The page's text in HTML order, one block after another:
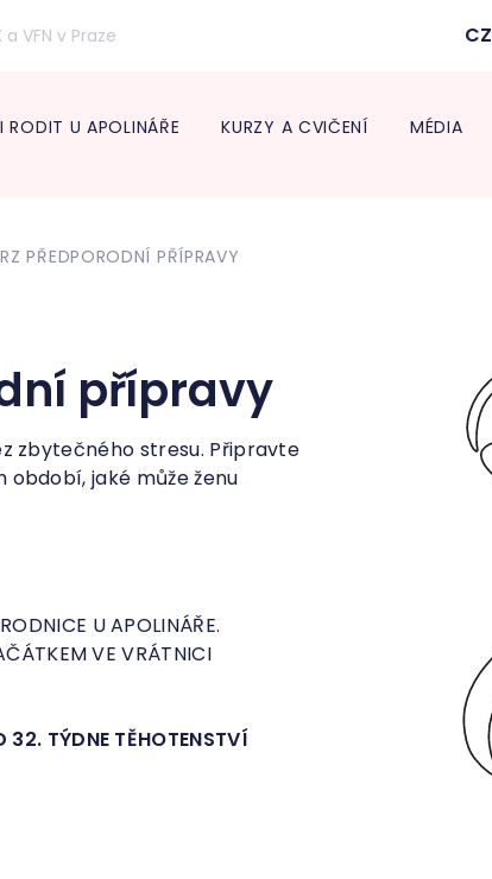
VFN v Praze CZ
RODIT U APOLINÁŘE KURZY A CVIČENÍ MÉDIA
PŘEDPORODNÍ PŘÍPRAVY
přípravy
zbytečného stresu. Připravte
období, jaké může ženu
U APOLINÁŘE.
VE VRÁTNICI
32. TÝDNE TĚHOTENSTVÍ